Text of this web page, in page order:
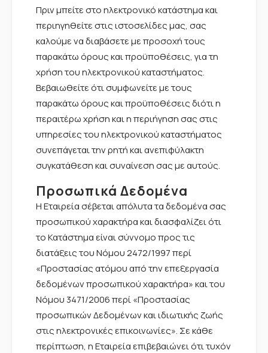
Πριν μπείτε στο ηλεκτρονικό κατάστημα και
περιηγηθείτε στις ιστοσελίδες μας, σας
καλούμε να διαβάσετε με προσοχή τους
παρακάτω όρους και προϋποθέσεις, για τη
χρήση του ηλεκτρονικού καταστήματος.
Βεβαιωθείτε ότι συμφωνείτε με τους
παρακάτω όρους και προϋποθέσεις διότι η
περαιτέρω χρήση και η περιήγηση σας στις
υπηρεσίες του ηλεκτρονικού καταστήματος
συνεπάγεται την ρητή και ανεπιφύλακτη
συγκατάθεση και συναίνεση σας με αυτούς.
Προσωπικά Δεδομένα
Η Εταιρεία σέβεται απόλυτα τα δεδομένα σας
προσωπικού χαρακτήρα και διασφαλίζει ότι
το Κατάστημα είναι σύννομο προς τις
διατάξεις του Νόμου 2472/1997 περί
«Προστασίας ατόμου από την επεξεργασία
δεδομένων προσωπικού χαρακτήρα» και του
Νόμου 3471/2006 περί «Προστασίας
προσωπικών Δεδομένων και ιδιωτικής ζωής
στις ηλεκτρονικές επικοινωνίες». Σε κάθε
περίπτωση, η Εταιρεία επιβεβαιώνει ότι τυχόν